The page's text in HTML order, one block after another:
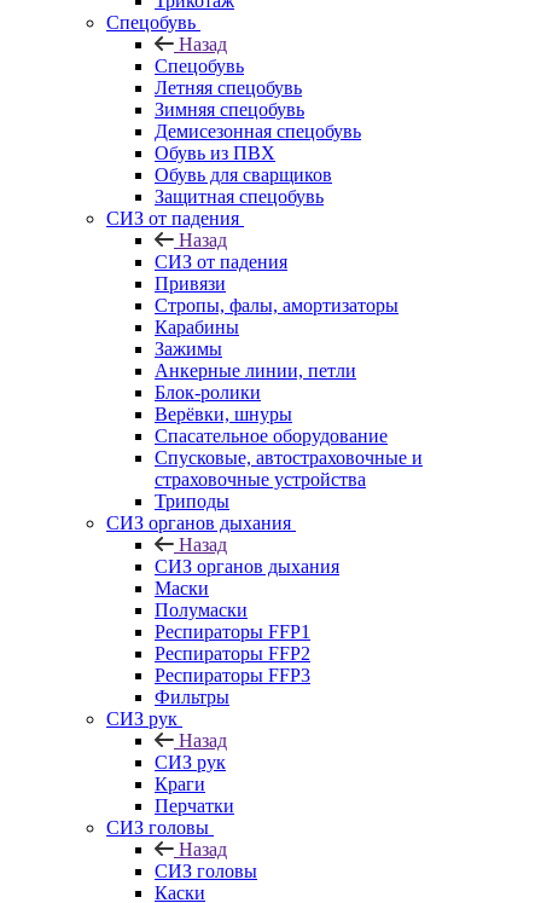
Спецобувь
Назад
Спецобувь
Летняя спецобувь
Зимняя спецобувь
Демисезонная спецобувь
Обувь из ПВХ
Обувь для сварщиков
Защитная спецобувь
СИЗ от падения
Назад
СИЗ от падения
Привязи
Стропы, фалы, амортизаторы
Карабины
Зажимы
Анкерные линии, петли
Блок-ролики
Верёвки, шнуры
Спасательное оборудование
Спусковые, автостраховочные и
страховочные устройства
Триподы
СИЗ органов дыхания
Назад
СИЗ органов дыхания
Маски
Полумаски
Респираторы FFP1
Респираторы FFP2
Респираторы FFP3
Фильтры
СИЗ рук
Назад
СИЗ рук
Краги
Перчатки
СИЗ головы
Назад
СИЗ головы
Каски